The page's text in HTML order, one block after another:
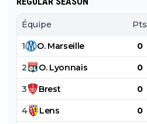
Équipe Pts
1 O. Marseille 0
2 O. Lyonnais 0
3 Brest 0
4 Lens 0